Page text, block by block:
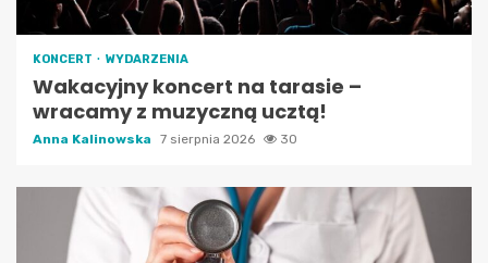
KONCERT WYDARZENIA
Wakacyjny koncert na tarasie –
wracamy z muzyczną ucztą!
Anna Kalinowska 7 sierpnia 2026 30